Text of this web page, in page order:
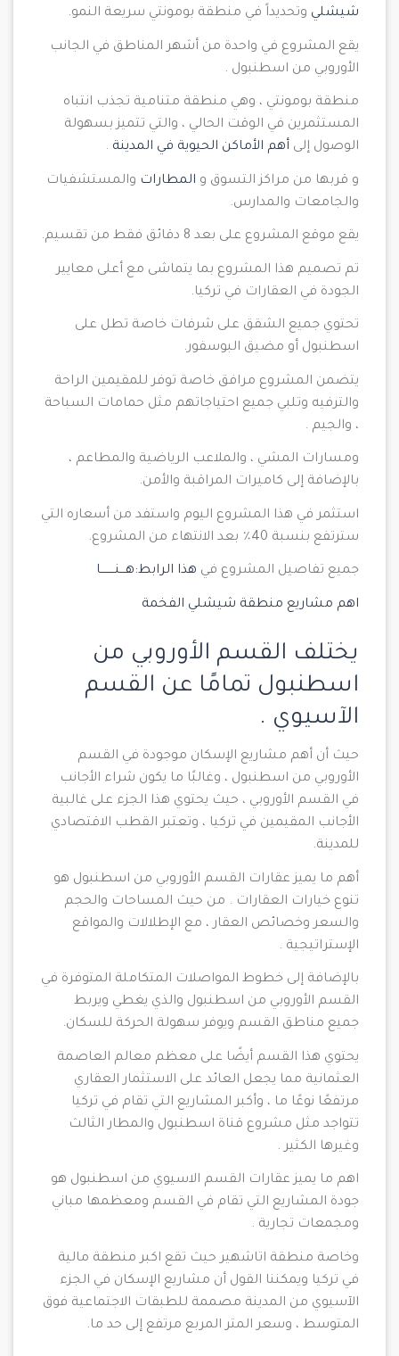
شيشلي وتحديداً في منطقة بومونتي سريعة النمو.
يقع المشروع في واحدة من أشهر المناطق في الجانب
الأوروبي من اسطنبول .
منطقة بومونتي ، وهي منطقة متنامية تجذب انتباه
المستثمرين في الوقت الحالي ، والتي تتميز بسهولة
الوصول إلى أهم الأماكن الحيوية في المدينة .
و قربها من مراكز التسوق و المطارات والمستشفيات
والجامعات والمدارس.
يقع موقع المشروع على بعد 8 دقائق فقط من تقسيم.
تم تصميم هذا المشروع بما يتماشى مع أعلى معايير
الجودة في العقارات في تركيا.
تحتوي جميع الشقق على شرفات خاصة تطل على
اسطنبول أو مضيق البوسفور.
يتضمن المشروع مرافق خاصة توفر للمقيمين الراحة
والترفيه وتلبي جميع احتياجاتهم مثل حمامات السباحة
، والجيم .
ومسارات المشي ، والملاعب الرياضية والمطاعم ،
بالإضافة إلى كاميرات المراقبة والأمن.
استثمر في هذا المشروع اليوم واستفد من أسعاره التي
سترتفع بنسبة 40٪ بعد الانتهاء من المشروع.
جميع تفاصيل المشروع في هذا الرابط:هـــنــــــــا
اهم مشاريع منطقة شيشلي الفخمة
يختلف القسم الأوروبي من
اسطنبول تمامًا عن القسم
الآسيوي .
حيث أن أهم مشاريع الإسكان موجودة في القسم
الأوروبي من اسطنبول ، وغالبًا ما يكون شراء الأجانب
في القسم الأوروبي ، حيث يحتوي هذا الجزء على غالبية
الأجانب المقيمين في تركيا ، وتعتبر القطب الاقتصادي
للمدينة.
أهم ما يميز عقارات القسم الأوروبي من اسطنبول هو
تنوع خيارات العقارات . من حيث المساحات والحجم
والسعر وخصائص العقار ، مع الإطلالات والمواقع
الإستراتيجية .
بالإضافة إلى خطوط المواصلات المتكاملة المتوفرة في
القسم الأوروبي من اسطنبول والذي يغطي ويربط
جميع مناطق القسم ويوفر سهولة الحركة للسكان.
يحتوي هذا القسم أيضًا على معظم معالم العاصمة
العثمانية مما يجعل العائد على الاستثمار العقاري
مرتفعًا نوعًا ما ، وأكبر المشاريع التي تقام في تركيا
تتواجد مثل مشروع قناة اسطنبول والمطار الثالث
وغيرها الكثير .
اهم ما يميز عقارات القسم الاسيوي من اسطنبول هو
جودة المشاريع التي تقام في القسم ومعظمها مباني
ومجمعات تجارية .
وخاصة منطقة اتاشهير حيث تقع اكبر منطقة مالية
في تركيا ويمكننا القول أن مشاريع الإسكان في الجزء
الآسيوي من المدينة مصممة للطبقات الاجتماعية فوق
المتوسط ​​، وسعر المتر المربع مرتفع إلى حد ما.